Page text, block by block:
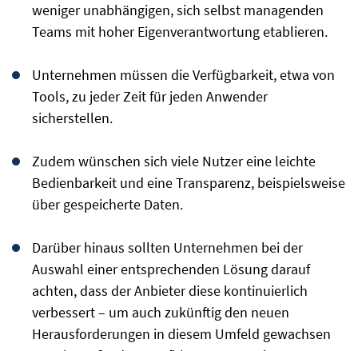
weniger unabhängigen, sich selbst managenden
Teams mit hoher Eigenverantwortung etablieren.
Unternehmen müssen die Verfügbarkeit, etwa von
Tools, zu jeder Zeit für jeden Anwender
sicherstellen.
Zudem wünschen sich viele Nutzer eine leichte
Bedienbarkeit und eine Transparenz, beispielsweise
über gespeicherte Daten.
Darüber hinaus sollten Unternehmen bei der
Auswahl einer entsprechenden Lösung darauf
achten, dass der Anbieter diese kontinuierlich
verbessert – um auch zukünftig den neuen
Herausforderungen in diesem Umfeld gewachsen